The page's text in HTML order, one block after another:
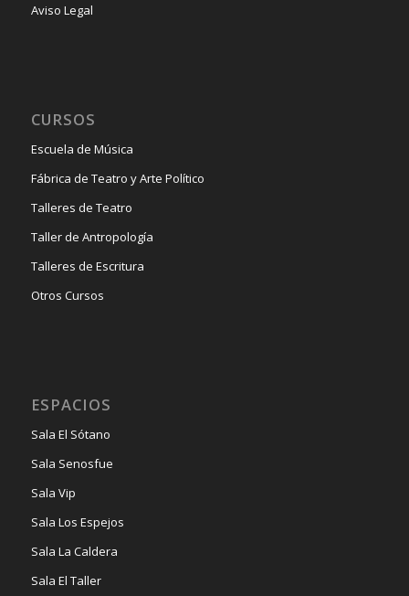
Aviso Legal
CURSOS
Escuela de Música
Fábrica de Teatro y Arte Político
Talleres de Teatro
Taller de Antropología
Talleres de Escritura
Otros Cursos
ESPACIOS
Sala El Sótano
Sala Senosfue
Sala Vip
Sala Los Espejos
Sala La Caldera
Sala El Taller